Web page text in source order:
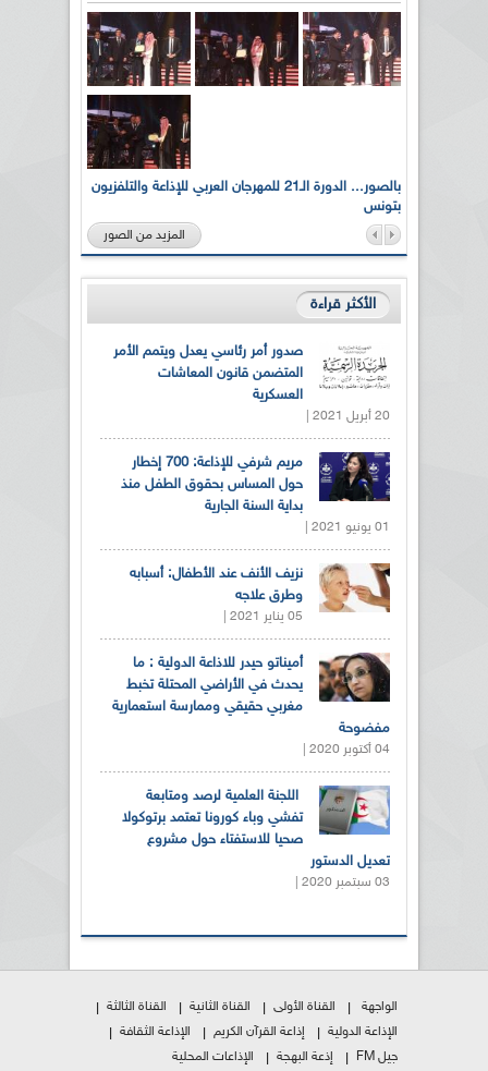
بالصور... الدورة الـ21 للمهرجان العربي للإذاعة والتلفزيون
بتونس
المزيد من الصور
الأكثر قراءة
صدور أمر رئاسي يعدل ويتمم الأمر
المتضمن قانون المعاشات
العسكرية
20 أبريل 2021 |
مريم شرفي للإذاعة: 700 إخطار
حول المساس بحقوق الطفل منذ
بداية السنة الجارية
01 يونيو 2021 |
نزيف الأنف عند الأطفال: أسبابه
وطرق علاجه
05 يناير 2021 |
أميناتو حيدر للاذاعة الدولية : ما
يحدث في الأراضي المحتلة تخبط
مغربي حقيقي وممارسة استعمارية
مفضوحة
04 أكتوبر 2020 |
اللجنة العلمية لرصد ومتابعة
تفشي وباء كورونا تعتمد برتوكولا
صحيا للاستفتاء حول مشروع
تعديل الدستور
03 سبتمبر 2020 |
الواجهة القناة الأولى القناة الثانية
القناة الثالثة
الإذاعة الدولية
إذاعة القرآن الكريم
الإذاعة الثقافة
جيل FM
إذعة البهجة الإذاعات المحلية